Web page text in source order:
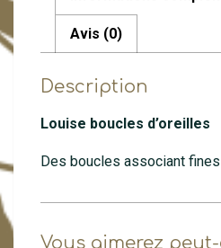
Avis (0)
Description
Louise boucles d’oreilles
Des boucles associant
Vous aimerez